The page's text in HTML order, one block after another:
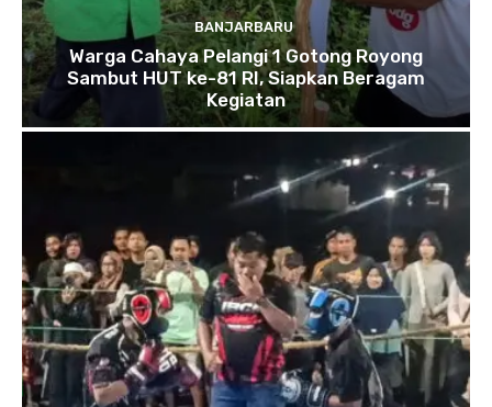
BANJARBARU
Warga Cahaya Pelangi 1 Gotong Royong
Sambut HUT ke-81 RI, Siapkan Beragam
Kegiatan